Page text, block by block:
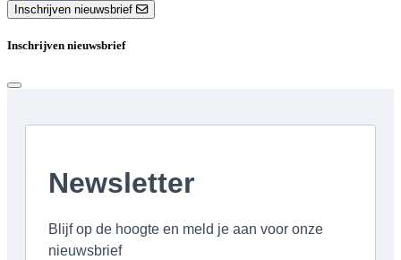
Inschrijven nieuwsbrief
Inschrijven nieuwsbrief